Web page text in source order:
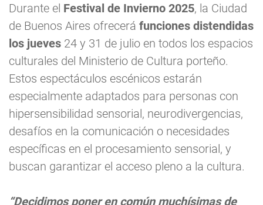
Durante el Festival de Invierno 2025, la Ciudad
de Buenos Aires ofrecerá funciones distendidas
los jueves 24 y 31 de julio en todos los espacios
culturales del Ministerio de Cultura porteño.
Estos espectáculos escénicos estarán
especialmente adaptados para personas con
hipersensibilidad sensorial, neurodivergencias,
desafíos en la comunicación o necesidades
específicas en el procesamiento sensorial, y
buscan garantizar el acceso pleno a la cultura.
“Decidimos poner en común muchísimas de